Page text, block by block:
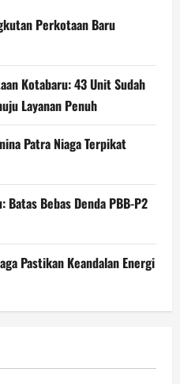
Perkotaan Baru
Kotabaru: 43 Unit Sudah
Layanan Penuh
Patra Niaga Terpikat
Bebas Denda PBB-P2
Pastikan Keandalan Energi